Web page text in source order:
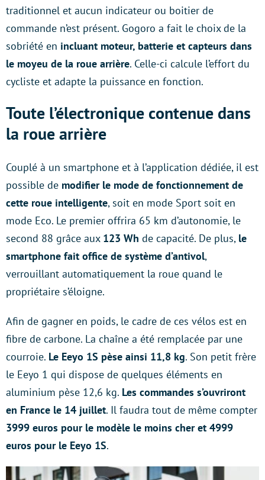
traditionnel et aucun indicateur ou boitier de
commande n’est présent. Gogoro a fait le choix de la
sobriété en incluant moteur, batterie et capteurs dans
le moyeu de la roue arrière. Celle-ci calcule l’effort du
cycliste et adapte la puissance en fonction.
Toute l’électronique contenue dans
la roue arrière
Couplé à un smartphone et à l’application dédiée, il est
possible de modifier le mode de fonctionnement de
cette roue intelligente, soit en mode Sport soit en
mode Eco. Le premier offrira 65 km d’autonomie, le
second 88 grâce aux 123 Wh de capacité. De plus, le
smartphone fait office de système d’antivol,
verrouillant automatiquement la roue quand le
propriétaire s’éloigne.
Afin de gagner en poids, le cadre de ces vélos est en
fibre de carbone. La chaîne a été remplacée par une
courroie. Le Eeyo 1S pèse ainsi 11,8 kg. Son petit frère
le Eeyo 1 qui dispose de quelques éléments en
aluminium pèse 12,6 kg. Les commandes s’ouvriront
en France le 14 juillet. Il faudra tout de même compter
3999 euros pour le modèle le moins cher et 4999
euros pour le Eeyo 1S.